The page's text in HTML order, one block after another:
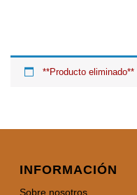
**Producto eliminado**
INFORMACIÓN
Sobre nosotros